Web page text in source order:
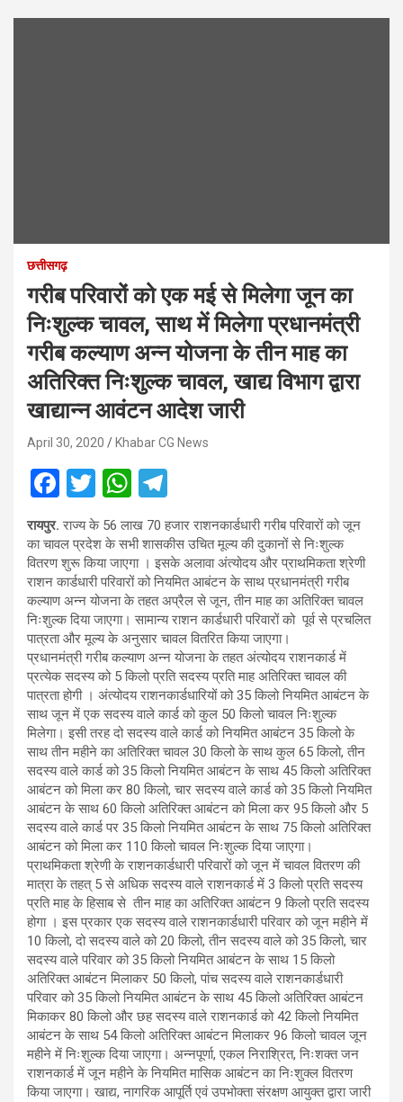
छत्तीसगढ़
गरीब परिवारों को एक मई से मिलेगा जून का
निःशुल्क चावल, साथ में मिलेगा प्रधानमंत्री
गरीब कल्याण अन्न योजना के तीन माह का
अतिरिक्त निःशुल्क चावल, खाद्य विभाग द्वारा
खाद्यान्न आवंटन आदेश जारी
April 30, 2020 Khabar CG News
F
a
ce
b
o
o
k
T
wi
tt
er
W
h
at
s
A
p
p
el
e
gr
a
m
रायपुर. राज्य के 56 लाख 70 हजार राशनकार्डधारी गरीब परिवारों को जून
का चावल प्रदेश के सभी शासकीस उचित मूल्य की दुकानों से निःशुल्क
वितरण शुरू किया जाएगा । इसके अलावा अंत्योदय और प्राथमिकता श्रेणी
राशन कार्डधारी परिवारों को नियमित आबंटन के साथ प्रधानमंत्री गरीब
कल्याण अन्न योजना के तहत अप्रैल से जून, तीन माह का अतिरिक्त चावल
निःशुल्क दिया जाएगा। सामान्य राशन कार्डधारी परिवारों को पूर्व से प्रचलित
पात्रता और मूल्य के अनुसार चावल वितरित किया जाएगा।
प्रधानमंत्री गरीब कल्याण अन्न योजना के तहत अंत्योदय राशनकार्ड में
प्रत्येक सदस्य को 5 किलो प्रति सदस्य प्रति माह अतिरिक्त चावल की
पात्रता होगी । अंत्योदय राशनकार्डधारियों को 35 किलो नियमित आबंटन के
साथ जून में एक सदस्य वाले कार्ड को कुल 50 किलो चावल निःशुल्क
मिलेगा। इसी तरह दो सदस्य वाले कार्ड को नियमित आबंटन 35 किलो के
साथ तीन महीने का अतिरिक्त चावल 30 किलो के साथ कुल 65 किलो, तीन
सदस्य वाले कार्ड को 35 किलो नियमित आबंटन के साथ 45 किलो अतिरिक्त
आबंटन को मिला कर 80 किलो, चार सदस्य वाले कार्ड को 35 किलो नियमित
आबंटन के साथ 60 किलो अतिरिक्त आबंटन को मिला कर 95 किलो और 5
सदस्य वाले कार्ड पर 35 किलो नियमित आबंटन के साथ 75 किलो अतिरिक्त
आबंटन को मिला कर 110 किलो चावल निःशुल्क दिया जाएगा।
प्राथमिकता श्रेणी के राशनकार्डधारी परिवारों को जून में चावल वितरण की
मात्रा के तहत् 5 से अधिक सदस्य वाले राशनकार्ड में 3 किलो प्रति सदस्य
प्रति माह के हिसाब से तीन माह का अतिरिक्त आबंटन 9 किलो प्रति सदस्य
होगा । इस प्रकार एक सदस्य वाले राशनकार्डधारी परिवार को जून महीने में
10 किलो, दो सदस्य वाले को 20 किलो, तीन सदस्य वाले को 35 किलो, चार
सदस्य वाले परिवार को 35 किलो नियमित आबंटन के साथ 15 किलो
अतिरिक्त आबंटन मिलाकर 50 किलो, पांच सदस्य वाले राशनकार्डधारी
परिवार को 35 किलो नियमित आबंटन के साथ 45 किलो अतिरिक्त आबंटन
मिकाकर 80 किलो और छह सदस्य वाले राशनकार्ड को 42 किलो नियमित
आबंटन के साथ 54 किलो अतिरिक्त आबंटन मिलाकर 96 किलो चावल जून
महीने में निःशुल्क दिया जाएगा। अन्नपूर्णा, एकल निराश्रित, निःशक्त जन
राशनकार्ड में जून महीने के नियमित मासिक आबंटन का निःशुक्ल वितरण
किया जाएगा। खाद्य, नागरिक आपूर्ति एवं उपभोक्ता संरक्षण आयुक्त द्वारा जारी